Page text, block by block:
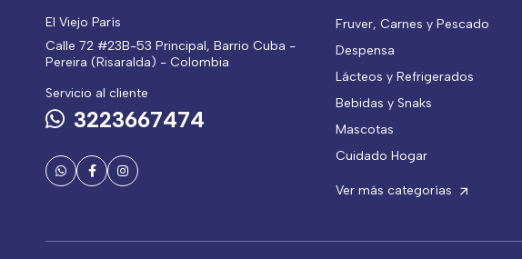
El Viejo París
Calle 72 #23B-53 Principal, Barrio Cuba -
Pereira (Risaralda) - Colombia
Servicio al cliente
3223667474
Fruver, Carnes y Pescado
Despensa
Lácteos y Refrigerados
Bebidas y Snaks
Mascotas
Cuidado Hogar
Ver más categorías